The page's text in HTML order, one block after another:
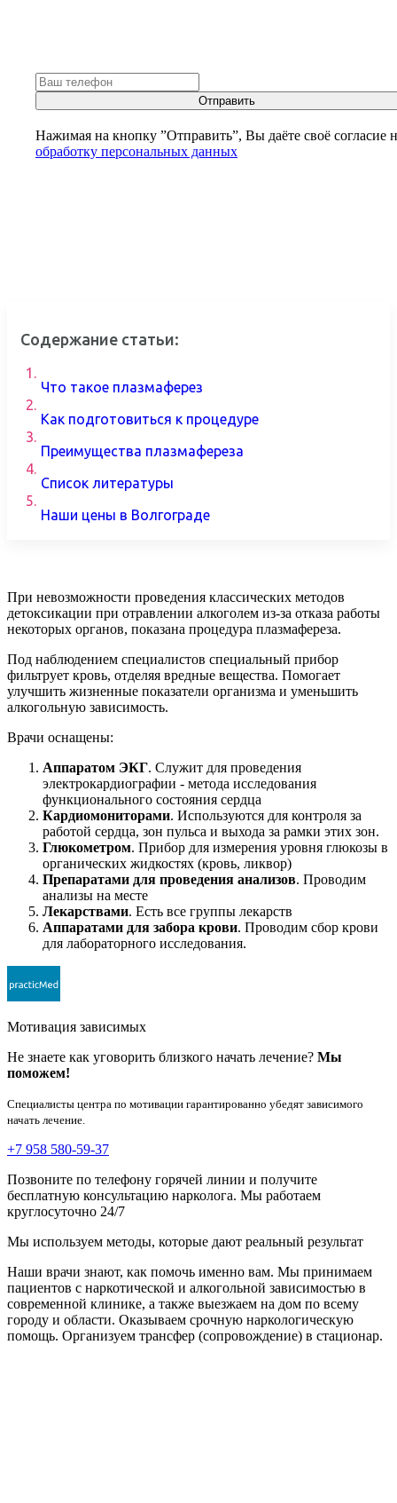
Отправить
Нажимая на кнопку ”Отправить”, Вы даёте своё согласие
обработку персональных данных
Содержание статьи:
1.
Что такое плазмаферез
2.
Как подготовиться к процедуре
3.
Преимущества плазмафереза
4.
Список литературы
5.
Наши цены в Волгограде
При невозможности проведения классических методов
детоксикации при отравлении алкоголем из-за отказа работы
некоторых органов, показана процедура плазмафереза.
Под наблюдением специалистов специальный прибор
фильтрует кровь, отделяя вредные вещества. Помогает
улучшить жизненные показатели организма и уменьшить
алкогольную зависимость.
Врачи оснащены:
Аппаратом ЭКГ. Служит для проведения
электрокардиографии - метода исследования
функционального состояния сердца
Кардиомониторами. Используются для контроля за
работой сердца, зон пульса и выхода за рамки этих зон.
Глюкометром. Прибор для измерения уровня глюкозы в
органических жидкостях (кровь, ликвор)
Препаратами для проведения анализов. Проводим
анализы на месте
Лекарствами. Есть все группы лекарств
Аппаратами для забора крови. Проводим сбор крови
для лабораторного исследования.
Мотивация зависимых
Не знаете как уговорить близкого начать лечение? Мы
поможем!
Специалисты центра по мотивации гарантированно убедят зависимого
начать лечение.
+7 958 580-59-37
Позвоните по телефону горячей линии и получите
бесплатную консультацию нарколога. Мы работаем
круглосуточно 24/7
Мы используем методы, которые дают реальный результат
Наши врачи знают, как помочь именно вам. Мы принимаем
пациентов с наркотической и алкогольной зависимостью в
современной клинике, а также выезжаем на дом по всему
городу и области. Оказываем срочную наркологическую
помощь. Организуем трансфер (сопровождение) в стационар.